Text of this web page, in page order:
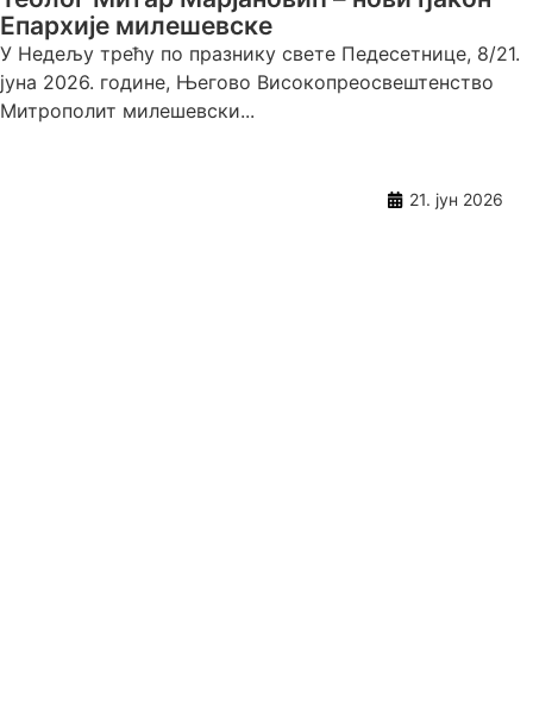
Епархије милешевске
У Недељу трећу по празнику свете Педесетнице, 8/21.
јуна 2026. године, Његово Високопреосвештенство
Митрополит милешевски...
21. јун 2026